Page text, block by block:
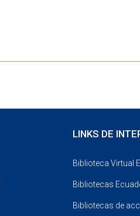
LINKS DE
Biblioteca Virtual
Bibliotecas
Bibliotecas de